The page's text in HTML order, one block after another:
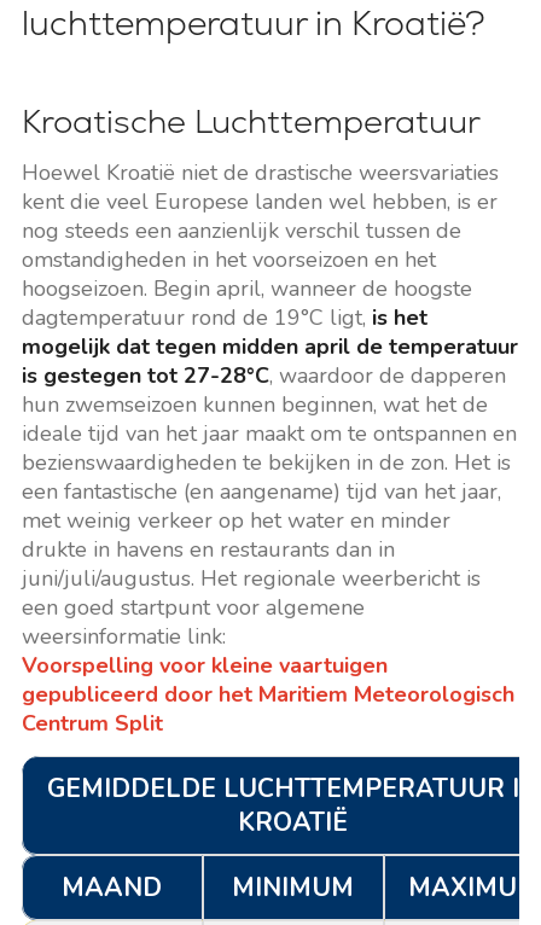
luchttemperatuur in Kroatië?
Kroatische Luchttemperatuur
Hoewel Kroatië niet de drastische weersvariaties
kent die veel Europese landen wel hebben, is er
nog steeds een aanzienlijk verschil tussen de
omstandigheden in het voorseizoen en het
hoogseizoen. Begin april, wanneer de hoogste
dagtemperatuur rond de 19°C ligt, is het
mogelijk dat tegen midden april de temperatuur
is gestegen tot 27-28°C, waardoor de dapperen
hun zwemseizoen kunnen beginnen, wat het de
ideale tijd van het jaar maakt om te ontspannen en
bezienswaardigheden te bekijken in de zon. Het is
een fantastische (en aangename) tijd van het jaar,
met weinig verkeer op het water en minder
drukte in havens en restaurants dan in
juni/juli/augustus. Het regionale weerbericht is
een goed startpunt voor algemene
weersinformatie link:
Voorspelling voor kleine vaartuigen
gepubliceerd door het Maritiem Meteorologisch
Centrum Split
GEMIDDELDE LUCHTTEMPERATUUR IN
KROATIË
MAAND
MINIMUM
MAXIMUM